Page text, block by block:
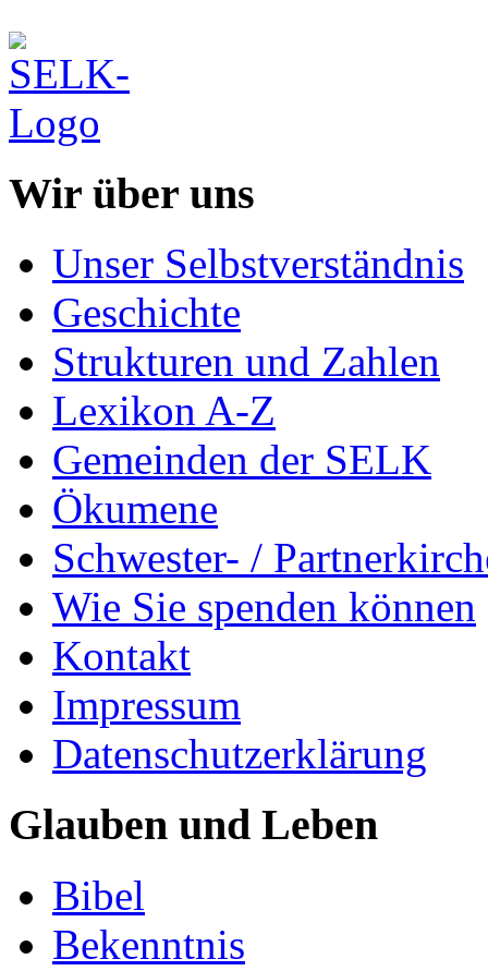
Wir über uns
Unser Selbstverständnis
Geschichte
Strukturen und Zahlen
Lexikon A-Z
Gemeinden der SELK
Ökumene
Schwester- /
Wie Sie spenden können
Kontakt
Impressum
Datenschutzerklärung
Glauben und Leben
Bibel
Bekenntnis